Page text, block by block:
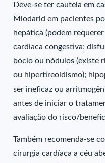
Deve-se ter cautela em
Miodarid em pacientes
hepática (podem
cardíaca congestiva;
bócio ou nódulos (existe
ou hipertireoidismo);
ser ineficaz ou
antes de iniciar o
avaliação do risco/
Também recomenda-se
cirurgia cardíaca a céu